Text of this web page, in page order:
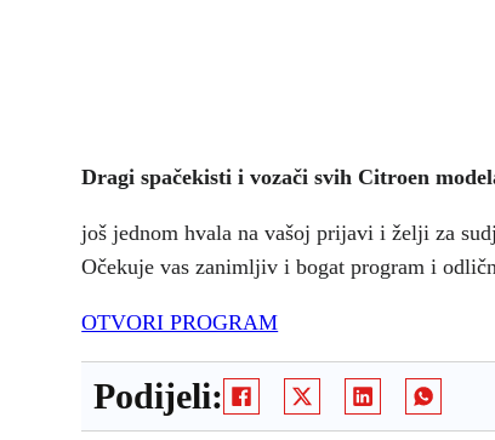
Dragi spačekisti i vozači svih Citroen
još jednom hvala na vašoj prijavi i želji za
Očekuje vas zanimljiv i bogat program i
OTVORI PROGRAM
Podijeli: